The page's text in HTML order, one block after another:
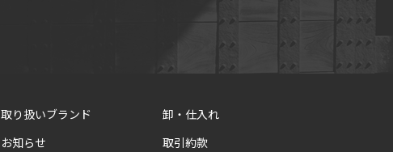
取り扱いブランド
お知らせ
卸・仕入れ
取引約款